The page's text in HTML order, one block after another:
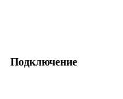
Подключение